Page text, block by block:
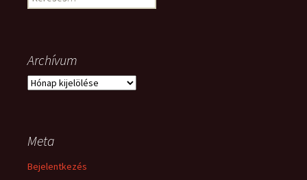
Archívum
Archívum
Meta
Bejelentkezés